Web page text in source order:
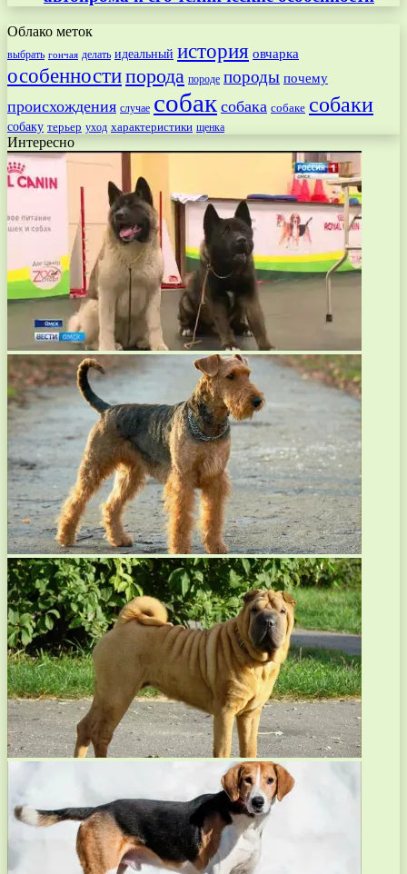
Облако меток
выбрать гончая делать идеальный история овчарка
особенностипорода породе породы почему
происхождения случае собак собака собаке собаки
собаку терьер уход характеристики щенка
Интересно